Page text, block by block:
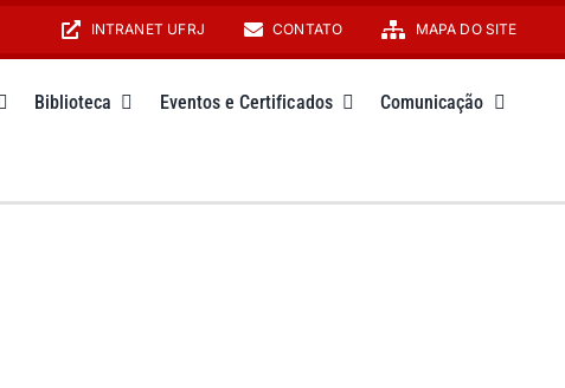
INTRANET UFRJ CONTATO MAPA DO SITE
Biblioteca Eventos e Certificados Comunicação